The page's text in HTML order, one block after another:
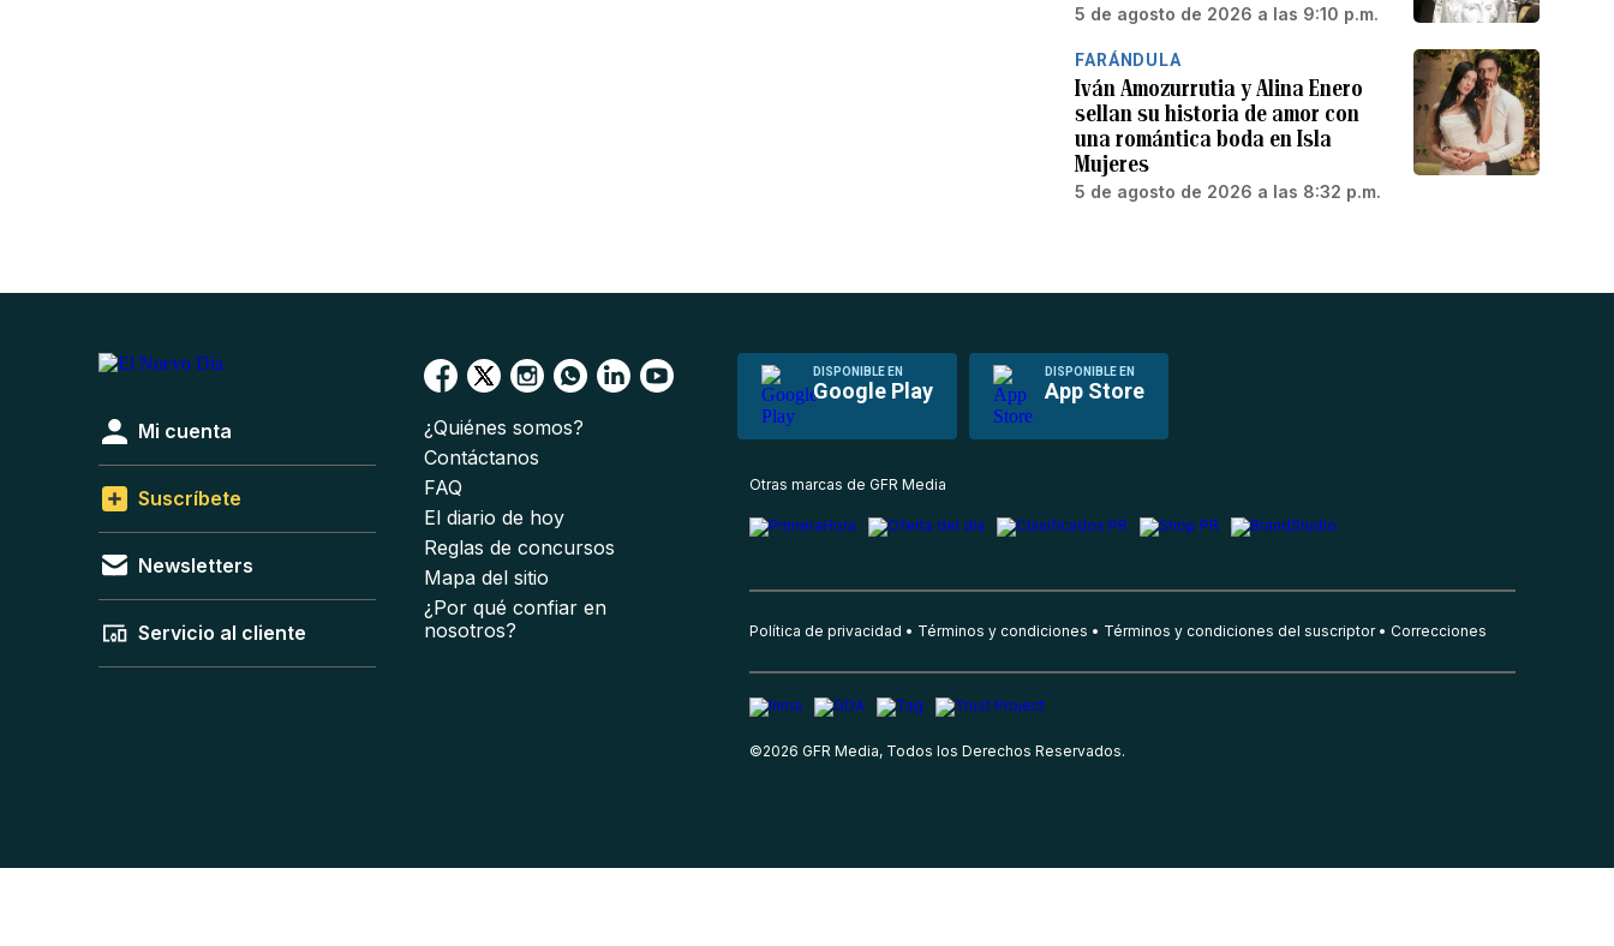
5 de agosto de 2026 a las 9:10 p.m.
FARÁNDULA
Iván Amozurrutia y Alina Enero
sellan su historia de amor con
una romántica boda en Isla
Mujeres
5 de agosto de 2026 a las 8:32 p.m.
DISPONIBLE EN
Google Play
DISPONIBLE EN
App Store
Mi cuenta
Suscríbete
Newsletters
Servicio al cliente
¿Quiénes somos?
Contáctanos
FAQ
El diario de hoy
Reglas de concursos
Mapa del sitio
¿Por qué confiar en
nosotros?
Otras marcas de GFR Media
Política de privacidad Términos y condiciones Términos y condiciones del suscriptor Correcciones
©2026 GFR Media, Todos los Derechos Reservados.